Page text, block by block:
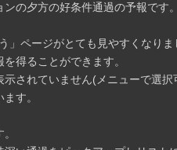
の夕方の好条件通過の予報です。
」ページがとても見やすくなり
得ることができます。
されていません(メニューで選択
す。